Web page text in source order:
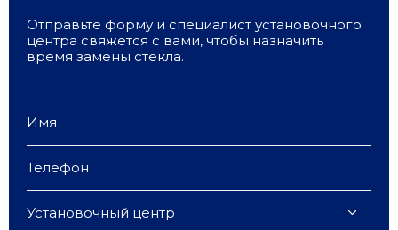
Отправьте форму и специалист установочного
центра свяжется с вами, чтобы назначить
время замены стекла.
Установочный центр